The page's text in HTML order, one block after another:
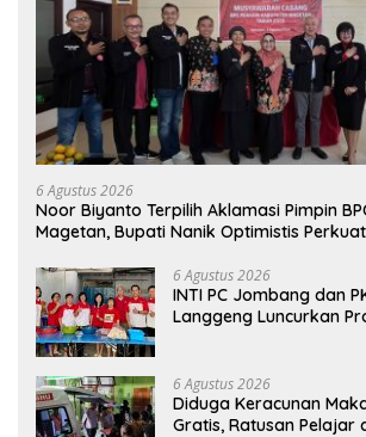
6 Agustus 2026
Noor Biyanto Terpilih Aklamasi Pimpin
Magetan, Bupati Nanik Optimistis
6 Agustus 2026
INTI PC Jombang dan
Langgeng Luncurkan
6 Agustus 2026
Diduga Keracunan
Gratis, Ratusan Pelajar